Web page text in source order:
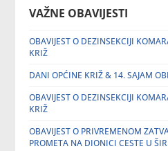
VAŽNE OBAVIJESTI
OBAVIJEST O DEZINSEKCIJI
KRIŽ
DANI OPĆINE KRIŽ & 14. SAJAM
OBAVIJEST O DEZINSEKCIJI
KRIŽ
OBAVIJEST O PRIVREMENOM
PROMETA NA DIONICI CESTE U